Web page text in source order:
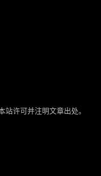
许可并注明文章出处。